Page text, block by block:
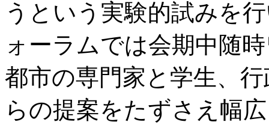
うという実験的試みを
ォーラムでは会期中随
都市の専門家と学生、
らの提案をたずさえ幅